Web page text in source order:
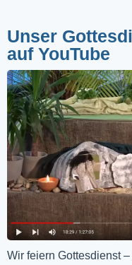
Unser
auf YouTube
Wir feiern Gottesdienst